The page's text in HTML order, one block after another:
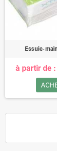
Essuie-
à partir de